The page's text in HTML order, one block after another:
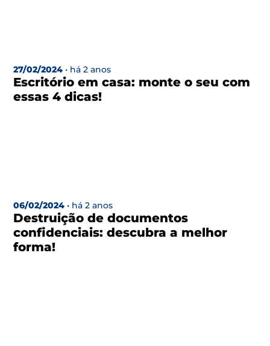
Escritório em casa: monte o seu com
essas 4 dicas!
27/02/2024 • há 2 anos
Destruição de documentos
confidenciais: descubra a melhor
forma!
06/02/2024 • há 2 anos